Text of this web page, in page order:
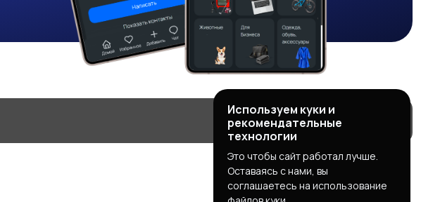
Используем куки и
рекомендательные
технологии
Это чтобы сайт работал лучше.
Оставаясь с нами, вы
соглашаетесь на использование